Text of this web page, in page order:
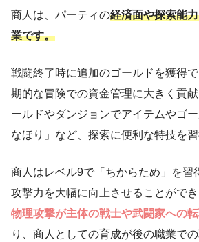
商人は、パーティの経済面や探索能
業です。
戦闘終了時に追加のゴールドを獲得
期的な冒険での資金管理に大きく貢
ールドやダンジョンでアイテムやゴ
なほり」など、探索に便利な特技を習
商人はレベル9で「ちからため」を習
攻撃力を大幅に向上させることができ
物理攻撃が主体の戦士や武闘家への
り、商人としての育成が後の職業で